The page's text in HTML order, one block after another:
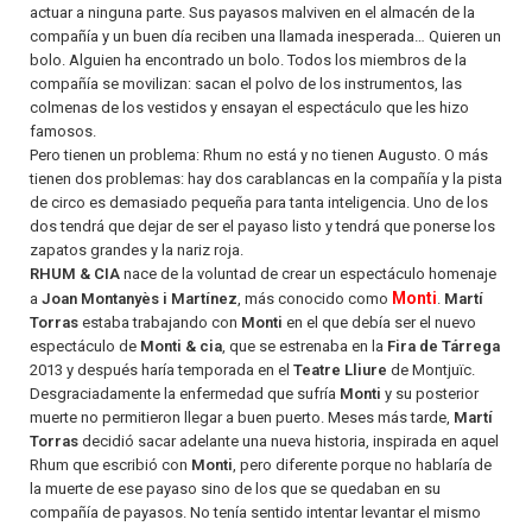
actuar a ninguna parte. Sus payasos malviven en el almacén de la
compañía y un buen día reciben una llamada inesperada… Quieren un
bolo. Alguien ha encontrado un bolo. Todos los miembros de la
compañía se movilizan: sacan el polvo de los instrumentos, las
colmenas de los vestidos y ensayan el espectáculo que les hizo
famosos.
Pero tienen un problema: Rhum no está y no tienen Augusto. O más
tienen dos problemas: hay dos carablancas en la compañía y la pista
de circo es demasiado pequeña para tanta inteligencia. Uno de los
dos tendrá que dejar de ser el payaso listo y tendrá que ponerse los
zapatos grandes y la nariz roja.
RHUM & CIA nace de la voluntad de crear un espectáculo homenaje
a Joan Montanyès i Martínez, más conocido como Monti. Martí
Torras estaba trabajando con Monti en el que debía ser el nuevo
espectáculo de Monti & cia, que se estrenaba en la Fira de Tárrega
2013 y después haría temporada en el Teatre Lliure de Montjuïc.
Desgraciadamente la enfermedad que sufría Monti y su posterior
muerte no permitieron llegar a buen puerto. Meses más tarde, Martí
Torras decidió sacar adelante una nueva historia, inspirada en aquel
Rhum que escribió con Monti, pero diferente porque no hablaría de
la muerte de ese payaso sino de los que se quedaban en su
compañía de payasos. No tenía sentido intentar levantar el mismo